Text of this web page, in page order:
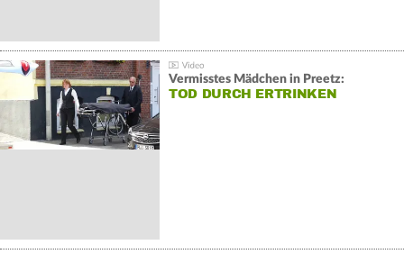
Vermisstes Mädchen in Preetz:
TOD DURCH ERTRINKEN